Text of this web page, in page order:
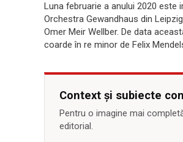
Luna februarie a anului 2020 este
Orchestra Gewandhaus din
Omer Meir Wellber. De data
coarde în re minor de Felix
Context și subiecte
Pentru o imagine mai
editorial.